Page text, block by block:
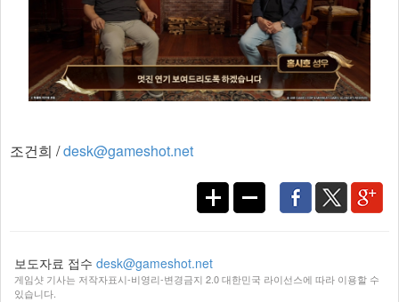
조건희 /desk@gameshot.net
보도자료 접수 desk@gameshot.net
게임샷 기사는 저작자표시-비영리-변경금지 2.0 대한민국 라이선스에 따라 이용할 수
있습니다.